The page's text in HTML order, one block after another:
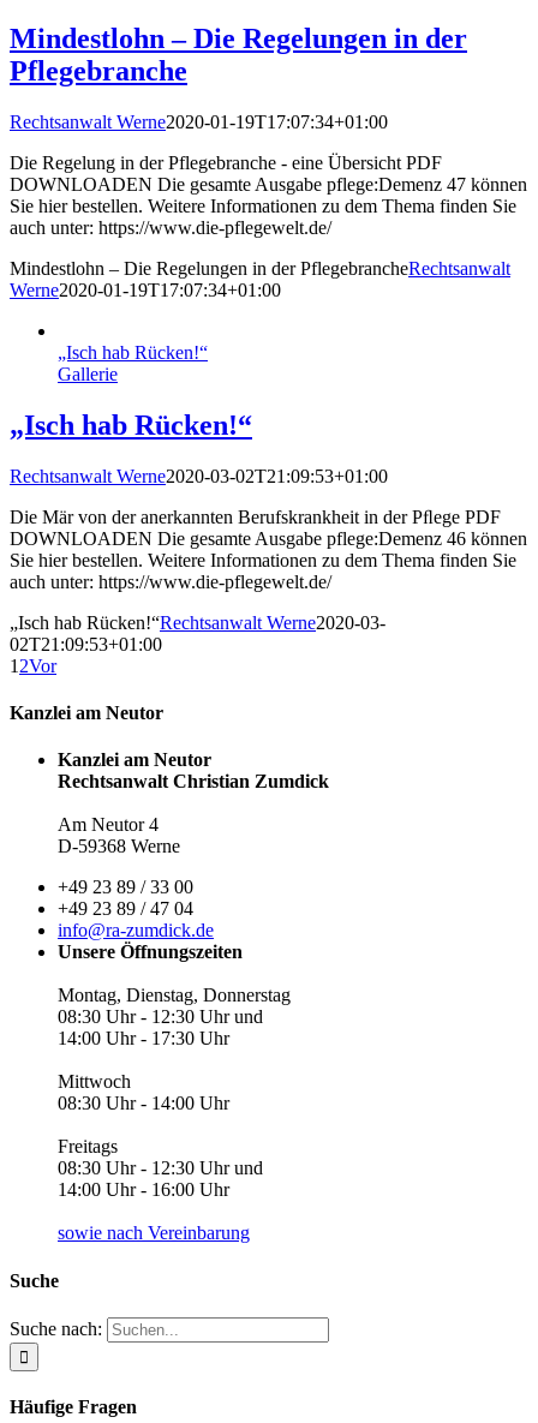
Mindestlohn – Die Regelungen in der
Pflegebranche
Rechtsanwalt Werne2020-01-19T17:07:34+01:00
Die Regelung in der Pflegebranche - eine Übersicht PDF
DOWNLOADEN Die gesamte Ausgabe pflege:Demenz 47 können
Sie hier bestellen. Weitere Informationen zu dem Thema finden Sie
auch unter: https://www.die-pflegewelt.de/
Mindestlohn – Die Regelungen in der PflegebrancheRechtsanwalt
Werne2020-01-19T17:07:34+01:00
„Isch hab Rücken!“
Gallerie
„Isch hab Rücken!“
Rechtsanwalt Werne2020-03-02T21:09:53+01:00
Die Mär von der anerkannten Berufskrankheit in der Pﬂege PDF
DOWNLOADEN Die gesamte Ausgabe pflege:Demenz 46 können
Sie hier bestellen. Weitere Informationen zu dem Thema finden Sie
auch unter: https://www.die-pflegewelt.de/
„Isch hab Rücken!“Rechtsanwalt Werne2020-03-
02T21:09:53+01:00
1 2Vor
Kanzlei am Neutor
Kanzlei am Neutor
Rechtsanwalt Christian Zumdick
Am Neutor 4
D-59368 Werne
+49 23 89 / 33 00
+49 23 89 / 47 04
info@ra-zumdick.de
Unsere Öffnungszeiten
Montag, Dienstag, Donnerstag
08:30 Uhr - 12:30 Uhr und
14:00 Uhr - 17:30 Uhr
Mittwoch
08:30 Uhr - 14:00 Uhr
Freitags
08:30 Uhr - 12:30 Uhr und
14:00 Uhr - 16:00 Uhr
sowie nach Vereinbarung
Suche
Suche nach:
Häufige Fragen